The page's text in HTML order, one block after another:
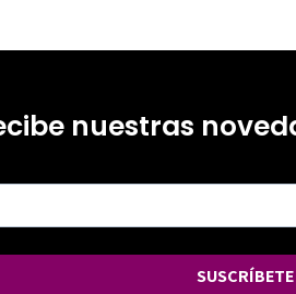
nuestras
SUSCRÍBETE